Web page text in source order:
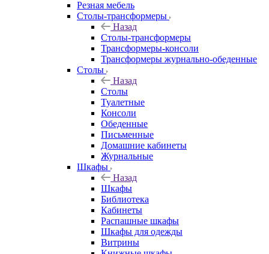
Резная мебель
Столы-трансформеры
Назад
Столы-трансформеры
Трансформеры-консоли
Трансформеры журнально-обеденные
Столы
Назад
Столы
Туалетные
Консоли
Обеденные
Письменные
Домашние кабинеты
Журнальные
Шкафы
Назад
Шкафы
Библиотека
Кабинеты
Распашные шкафы
Шкафы для одежды
Витрины